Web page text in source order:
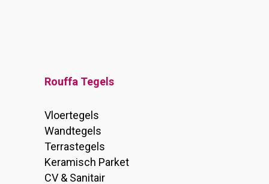
Rouffa Tegels
Vloertegels
Wandtegels
Terrastegels
Keramisch Parket
CV & Sanitair